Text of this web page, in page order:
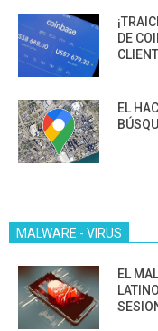
DE
EL
MALWARE - VIRUS
EL